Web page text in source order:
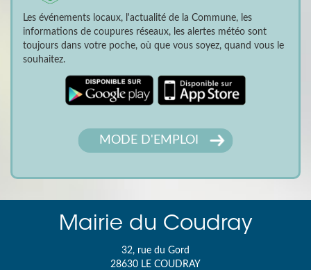
Les événements locaux, l'actualité de la Commune, les
informations de coupures réseaux, les alertes météo sont
toujours dans votre poche, où que vous soyez, quand vous le
souhaitez.
MODE D'EMPLOI
Mairie du Coudray
32, rue du Gord
28630 LE COUDRAY